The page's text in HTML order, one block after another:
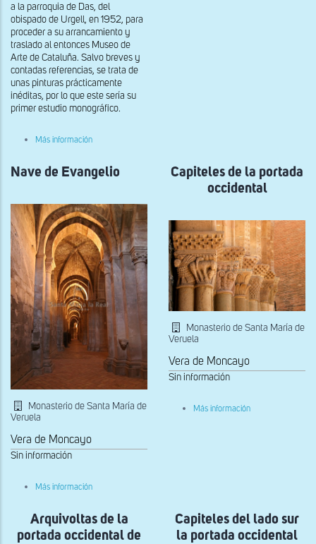
a la parroquia de Das, del
obispado de Urgell, en 1952, para
proceder a su arrancamiento y
traslado al entonces Museo de
Arte de Cataluña. Salvo breves y
contadas referencias, se trata de
unas pinturas prácticamente
inéditas, por lo que este sería su
primer estudio monográfico.
Más información
pintura
mural
María
de
Mossol
Nave de Evangelio
Monasterio de Santa María de
Veruela
Vera de Moncayo
Sin información
Más información
Evangelio
Capiteles de la portada
occidental
Monasterio de Santa María de
Veruela
Vera de Moncayo
Sin información
Más información
Arquivoltas de la
portada occidental de
Capiteles del lado sur
la portada occidental